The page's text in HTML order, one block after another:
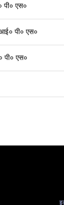
पी० एस०
पी० एस०
पी० एस०